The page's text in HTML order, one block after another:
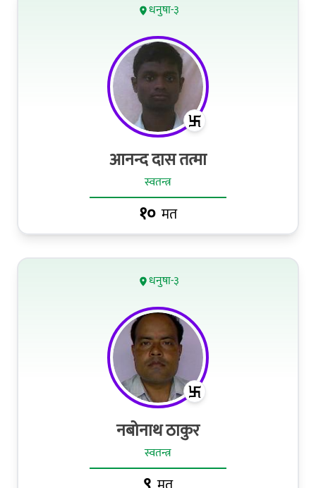
धनुषा-३
आनन्द दास तत्मा
स्वतन्त्र
१० मत
धनुषा-३
नबोनाथ ठाकुर
स्वतन्त्र